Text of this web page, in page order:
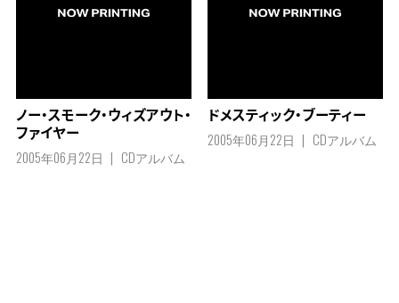
ノー・スモーク・ウィズアウト・
ファイヤー
2005年06月22日 CDアルバム
ドメスティック・ブーティー
2005年06月22日 CDアルバム